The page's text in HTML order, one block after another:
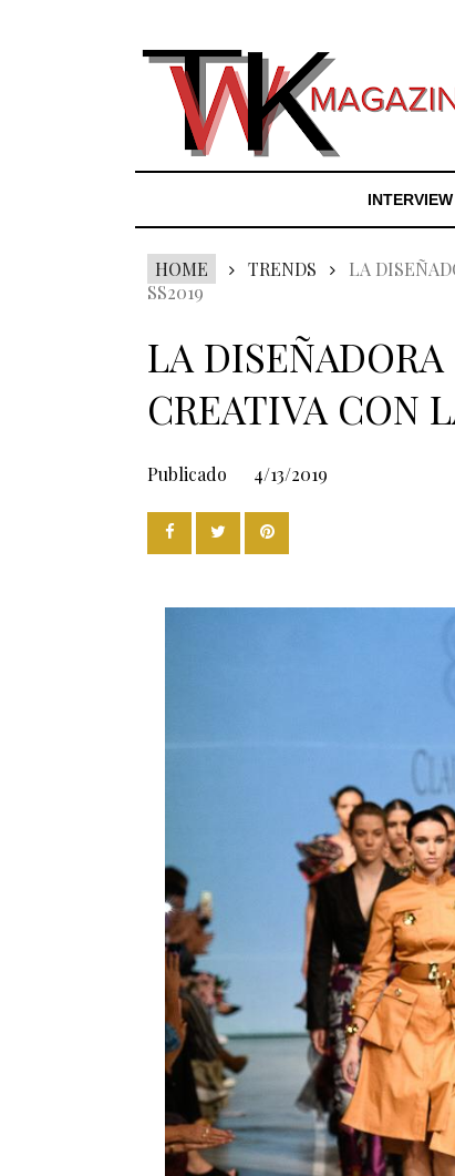
INTERVIEW
HOME TRENDS
LA
SS2019
LA
CREATIVA CON
Publicado 4/13/2019